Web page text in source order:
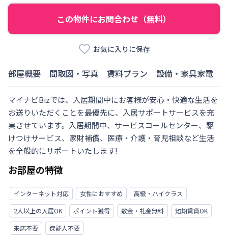
この物件にお問合わせ（無料）
お気に入りに保存
部屋概要 間取図・写真 賃料プラン 設備・家具家電
マイナビBizでは、入居期間中にお客様が安心・快適な生活を
お送りいただくことを最優先に、入居サポートサービスを充
実させています。入居期間中、サービスコールセンター、駆
けつけサービス、家財補償、医療・介護・育児相談など生活
を全般的にサポートいたします!
お部屋の特徴
インターネット対応 女性におすすめ
高級・ハイクラス
2人以上の入居OK
ポイント獲得 敷金・礼金無料
短期賃貸OK
来店不要
保証人不要